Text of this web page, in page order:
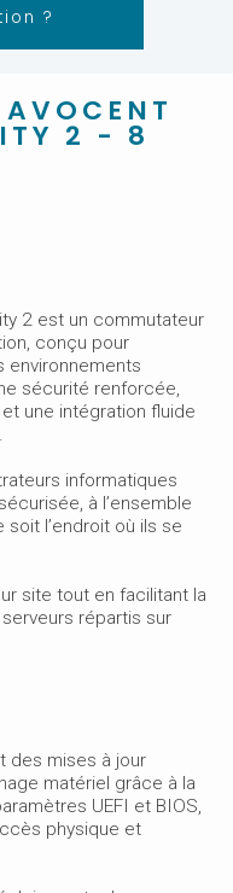
?
2 - 8
2 est un commutateur
conçu pour
environnements
sécurité renforcée,
une intégration fluide
informatiques
à l’ensemble
soit l’endroit où ils se
site tout en facilitant la
répartis sur
des mises à jour
matériel grâce à la
UEFI et BIOS,
physique et